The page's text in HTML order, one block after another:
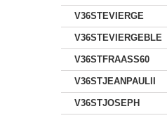
V36STEVIERGE
V36STEVIERGEBLE
V36STFRAASS60
V36STJEANPAULII
V36STJOSEPH